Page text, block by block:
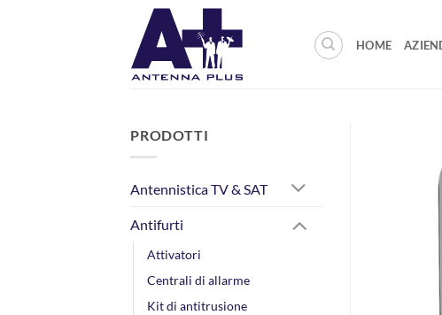
HOME
PRODOTTI
Antennistica TV & SAT
Antifurti
Attivatori
Centrali di allarme
Kit di antitrusione